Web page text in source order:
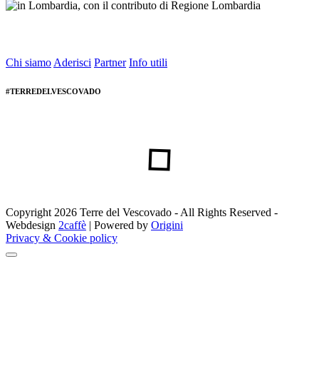
Chi siamo Aderisci Partner Info utili
#TERREDELVESCOVADO
Copyright 2026 Terre del Vescovado - All Rights Reserved -
Webdesign 2caffè | Powered by Origini
Privacy & Cookie policy